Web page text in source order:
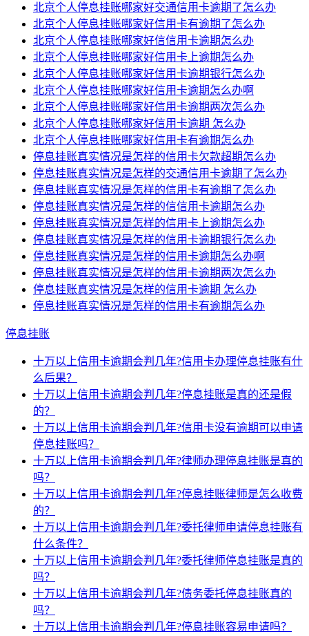
北京个人停息挂账哪家好交通信用卡逾期了怎么办
北京个人停息挂账哪家好信用卡有逾期了怎么办
北京个人停息挂账哪家好信信用卡逾期怎么办
北京个人停息挂账哪家好信用卡上逾期怎么办
北京个人停息挂账哪家好信用卡逾期银行怎么办
北京个人停息挂账哪家好信用卡逾期怎么办啊
北京个人停息挂账哪家好信用卡逾期两次怎么办
北京个人停息挂账哪家好信用卡逾期 怎么办
北京个人停息挂账哪家好信用卡有逾期怎么办
停息挂账真实情况是怎样的信用卡欠款超期怎么办
停息挂账真实情况是怎样的交通信用卡逾期了怎么办
停息挂账真实情况是怎样的信用卡有逾期了怎么办
停息挂账真实情况是怎样的信信用卡逾期怎么办
停息挂账真实情况是怎样的信用卡上逾期怎么办
停息挂账真实情况是怎样的信用卡逾期银行怎么办
停息挂账真实情况是怎样的信用卡逾期怎么办啊
停息挂账真实情况是怎样的信用卡逾期两次怎么办
停息挂账真实情况是怎样的信用卡逾期 怎么办
停息挂账真实情况是怎样的信用卡有逾期怎么办
停息挂账
十万以上信用卡逾期会判几年?信用卡办理停息挂账有什
么后果？
十万以上信用卡逾期会判几年?停息挂账是真的还是假
的？
十万以上信用卡逾期会判几年?信用卡没有逾期可以申请
停息挂账吗？
十万以上信用卡逾期会判几年?律师办理停息挂账是真的
吗？
十万以上信用卡逾期会判几年?停息挂账律师是怎么收费
的？
十万以上信用卡逾期会判几年?委托律师申请停息挂账有
什么条件？
十万以上信用卡逾期会判几年?委托律师停息挂账是真的
吗？
十万以上信用卡逾期会判几年?债务委托停息挂账真的
吗？
十万以上信用卡逾期会判几年?停息挂账容易申请吗？